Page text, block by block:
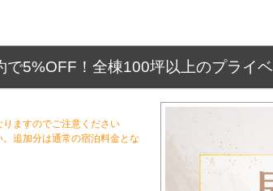
で5%OFF！全棟100坪以上のプライ
ますのでご注意ください
追加分は通常の宿泊料金とな